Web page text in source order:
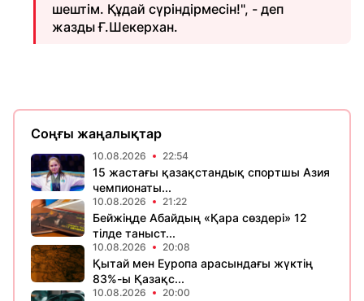
шештім. Құдай сүріндірмесін!", - деп
жазды Ғ.Шекерхан.
Соңғы жаңалықтар
10.08.2026 22:54
15 жастағы қазақстандық спортшы Азия
чемпионаты...
10.08.2026 21:22
Бейжіңде Абайдың «Қара сөздері» 12
тілде таныст...
10.08.2026 20:08
Қытай мен Еуропа арасындағы жүктің
83%-ы Қазақс...
10.08.2026 20:00